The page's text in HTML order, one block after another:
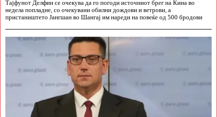
Тајфунот Делфин се очекува да го погоди источниот брег на Кина во
недела попладне, со очекувани обилни дождови и ветрови, а
пристаништето Јангшан во Шангај им нареди на повеќе од 500 бродови